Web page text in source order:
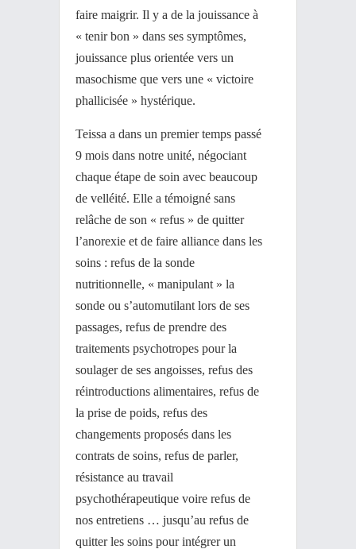
faire maigrir. Il y a de la jouissance à
« tenir bon » dans ses symptômes,
jouissance plus orientée vers un
masochisme que vers une « victoire
phallicisée » hystérique.
Teissa a dans un premier temps passé
9 mois dans notre unité, négociant
chaque étape de soin avec beaucoup
de velléité. Elle a témoigné sans
relâche de son « refus » de quitter
l’anorexie et de faire alliance dans les
soins : refus de la sonde
nutritionnelle, « manipulant » la
sonde ou s’automutilant lors de ses
passages, refus de prendre des
traitements psychotropes pour la
soulager de ses angoisses, refus des
réintroductions alimentaires, refus de
la prise de poids, refus des
changements proposés dans les
contrats de soins, refus de parler,
résistance au travail
psychothérapeutique voire refus de
nos entretiens … jusqu’au refus de
quitter les soins pour intégrer un